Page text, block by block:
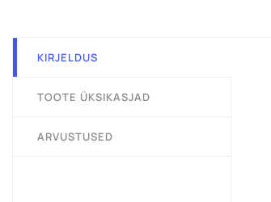
KIRJELDUS
TOOTE ÜKSIKASJAD
ARVUSTUSED